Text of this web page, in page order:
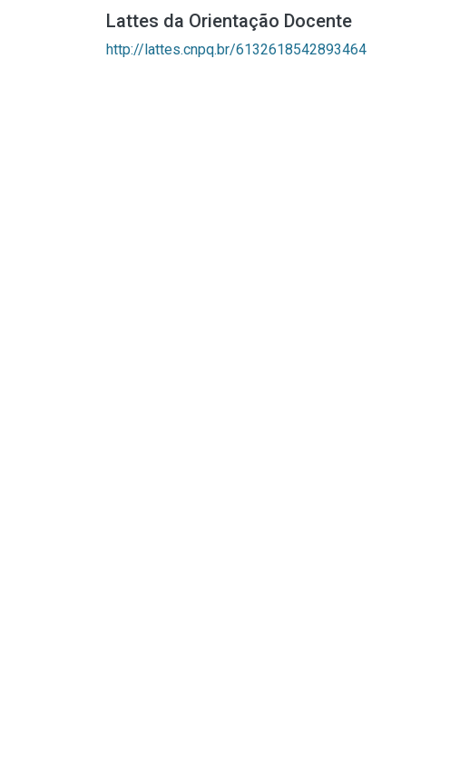
Lattes da Orientação Docente
http://lattes.cnpq.br/6132618542893464